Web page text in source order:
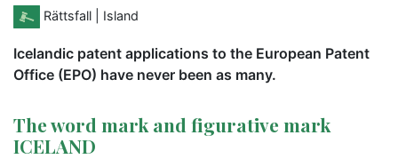
Rättsfall | Island
Icelandic patent applications to the European Patent
Office (EPO) have never been as many.
The word mark and figurative mark
ICELAND